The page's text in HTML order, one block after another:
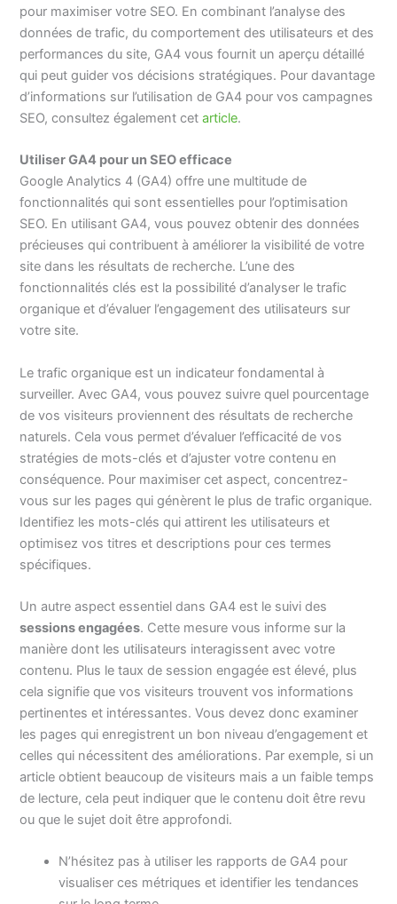
pour maximiser votre SEO. En combinant l’analyse des
données de trafic, du comportement des utilisateurs et des
performances du site, GA4 vous fournit un aperçu détaillé
qui peut guider vos décisions stratégiques. Pour davantage
d’informations sur l’utilisation de GA4 pour vos campagnes
SEO, consultez également cetarticle.
Utiliser GA4 pour un SEO efficace
Google Analytics 4 (GA4) offre une multitude de
fonctionnalités qui sont essentielles pour l’optimisation
SEO. En utilisant GA4, vous pouvez obtenir des données
précieuses qui contribuent à améliorer la visibilité de votre
site dans les résultats de recherche. L’une des
fonctionnalités clés est la possibilité d’analyser le trafic
organique et d’évaluer l’engagement des utilisateurs sur
votre site.
Le trafic organique est un indicateur fondamental à
surveiller. Avec GA4, vous pouvez suivre quel pourcentage
de vos visiteurs proviennent des résultats de recherche
naturels. Cela vous permet d’évaluer l’efficacité de vos
stratégies de mots-clés et d’ajuster votre contenu en
conséquence. Pour maximiser cet aspect, concentrez-
vous sur les pages qui génèrent le plus de trafic organique.
Identifiez les mots-clés qui attirent les utilisateurs et
optimisez vos titres et descriptions pour ces termes
spécifiques.
Un autre aspect essentiel dans GA4 est le suivi des
sessions engagées. Cette mesure vous informe sur la
manière dont les utilisateurs interagissent avec votre
contenu. Plus le taux de session engagée est élevé, plus
cela signifie que vos visiteurs trouvent vos informations
pertinentes et intéressantes. Vous devez donc examiner
les pages qui enregistrent un bon niveau d’engagement et
celles qui nécessitent des améliorations. Par exemple, si un
article obtient beaucoup de visiteurs mais a un faible temps
de lecture, cela peut indiquer que le contenu doit être revu
ou que le sujet doit être approfondi.
N’hésitez pas à utiliser les rapports de GA4 pour
visualiser ces métriques et identifier les tendances